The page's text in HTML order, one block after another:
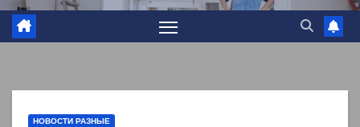
НОВОСТИ РАЗНЫЕ